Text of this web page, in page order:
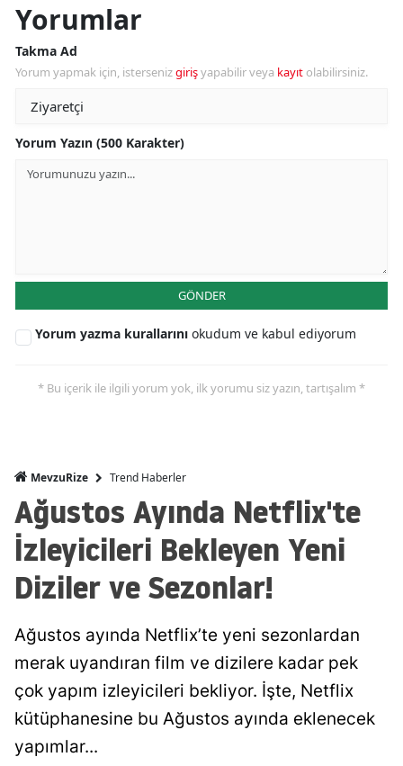
Yorumlar
Takma Ad
Yorum yapmak için, istersenizgirişyapabilir veya kayıt olabilirsiniz.
Yorum Yazın (500 Karakter)
GÖNDER
Yorum yazma kurallarını okudum ve kabul ediyorum
* Bu içerik ile ilgili yorum yok, ilk yorumu siz yazın, tartışalım *
MevzuRize Trend Haberler
Ağustos Ayında Netflix'te
İzleyicileri Bekleyen Yeni
Diziler ve Sezonlar!
Ağustos ayında Netflix’te yeni sezonlardan
merak uyandıran film ve dizilere kadar pek
çok yapım izleyicileri bekliyor. İşte, Netflix
kütüphanesine bu Ağustos ayında eklenecek
yapımlar...